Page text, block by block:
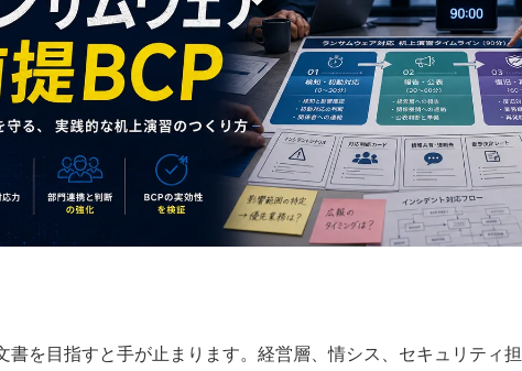
を目指すと手が止まります。経営層、情シス、セキュリティ担